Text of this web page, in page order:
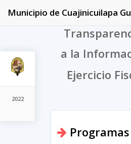
2022
Municipio de Cuajinicuilapa
a la
Ejercicio